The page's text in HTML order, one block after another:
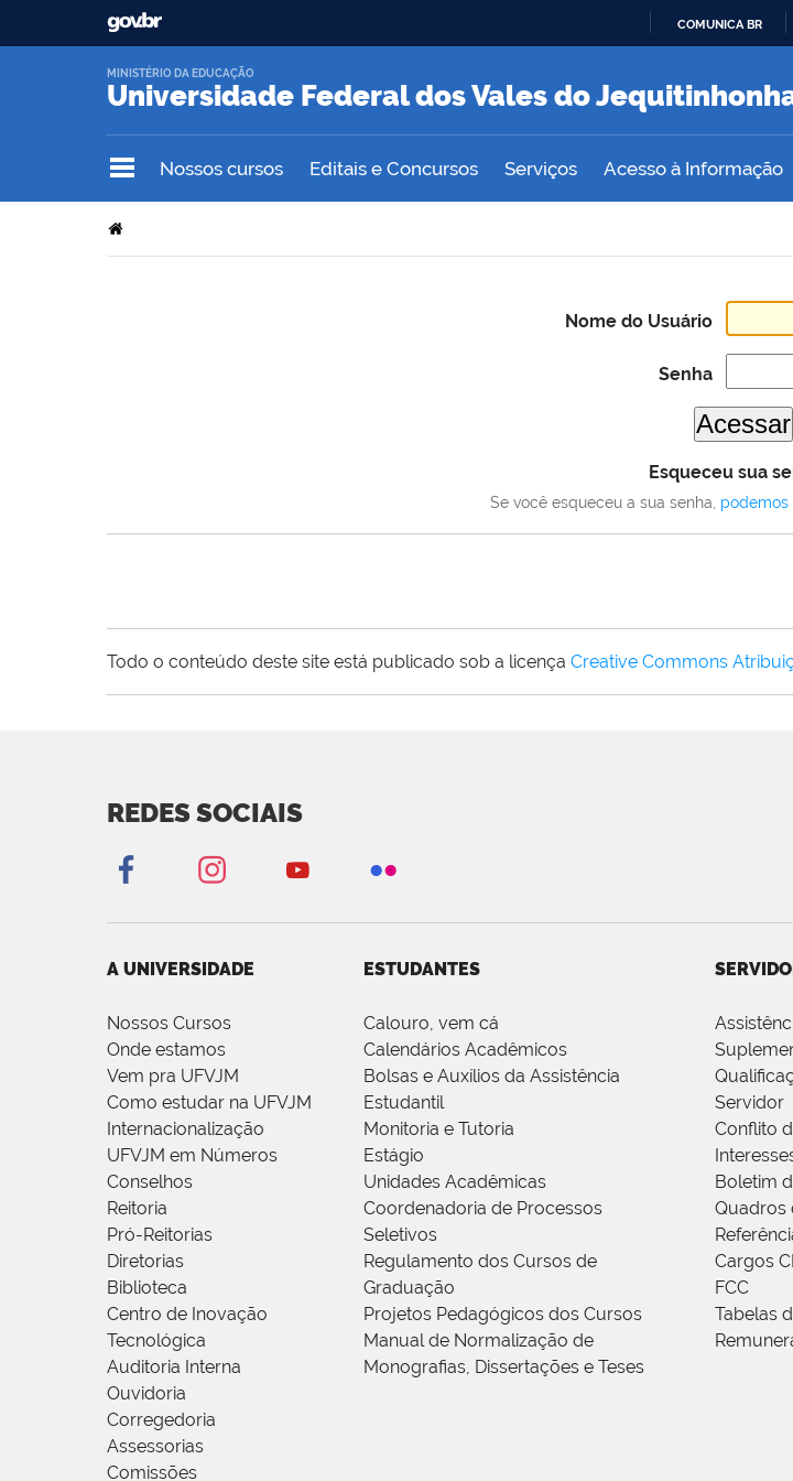
O
COMUNICA BR
Universidade Federal dos Vales do
MINISTÉRIO DA EDUCAÇÃO
Nossos cursos Editais e Concursos Serviços Acesso à Informação
Nome do Usuário
Senha
Esqueceu sua
Se você esqueceu a sua senha, podemos
Todo o conteúdo deste site está publicado sob a licença Creative Commons
REDES SOCIAIS
A UNIVERSIDADE
Nossos Cursos
Onde estamos
Vem pra UFVJM
Como estudar na UFVJM
Internacionalização
UFVJM em Números
Conselhos
Reitoria
Pró-Reitorias
Diretorias
Biblioteca
Centro de Inovação
Tecnológica
Auditoria Interna
Ouvidoria
Corregedoria
Assessorias
Comissões
ESTUDANTES
Calouro, vem cá
Calendários Acadêmicos
Bolsas e Auxílios da Assistência
Estudantil
Monitoria e Tutoria
Estágio
Unidades Acadêmicas
Coordenadoria de Processos
Seletivos
Regulamento dos Cursos de
Graduação
Projetos Pedagógicos dos Cursos
Manual de Normalização de
Monografias, Dissertações e Teses
Servidor
Conflito
Boletim
Quadros
Cargos
FCC
Tabelas